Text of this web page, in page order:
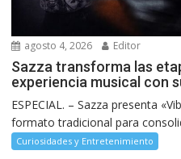
agosto 4, 2026 Editor
Sazza transforma las
experiencia musical con
ESPECIAL. – Sazza presenta
formato tradicional para
Curiosidades y Entretenimiento